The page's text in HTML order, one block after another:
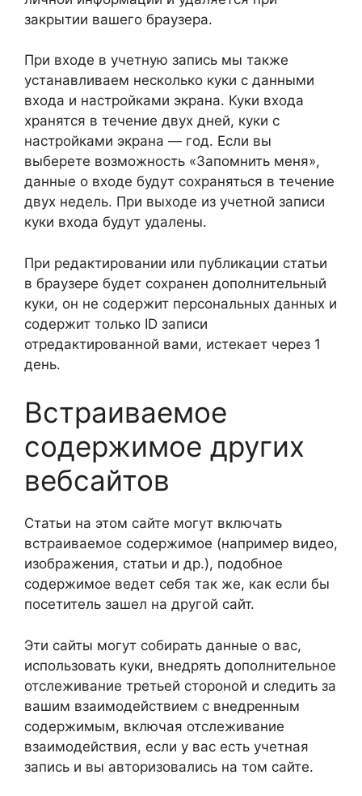
закрытии вашего браузера.
При входе в учетную запись мы также
устанавливаем несколько куки с данными
входа и настройками экрана. Куки входа
хранятся в течение двух дней, куки с
настройками экрана — год. Если вы
выберете возможность «Запомнить меня»,
данные о входе будут сохраняться в течение
двух недель. При выходе из учетной записи
куки входа будут удалены.
При редактировании или публикации статьи
в браузере будет сохранен дополнительный
куки, он не содержит персональных данных и
содержит только ID записи
отредактированной вами, истекает через 1
день.
Встраиваемое
содержимое других
вебсайтов
Статьи на этом сайте могут включать
встраиваемое содержимое (например видео,
изображения, статьи и др.), подобное
содержимое ведет себя так же, как если бы
посетитель зашел на другой сайт.
Эти сайты могут собирать данные о вас,
использовать куки, внедрять дополнительное
отслеживание третьей стороной и следить за
вашим взаимодействием с внедренным
содержимым, включая отслеживание
взаимодействия, если у вас есть учетная
запись и вы авторизовались на том сайте.